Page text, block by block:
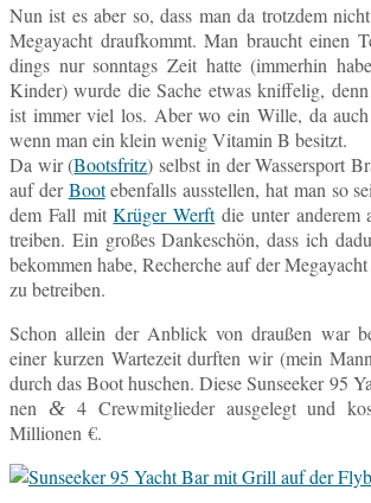
Nun ist es aber so, dass man da trotz­dem
Me­ga­yacht drauf­kommt. Man braucht einen
dings nur sonn­tags Zeit hatte (im­mer­hin
Kinder) wurde die Sache etwas knif­fe­lig,
ist immer viel los. Aber wo ein Wille, da
wenn man ein klein wenig Vit­amin B besitzt.
Da wir (Boots­fritz) selbst in der Was­ser­sport
auf derBooteben­falls aus­stel­len, hat man so
dem Fall mitKrüger Werftdie unter an­de­rem
trei­ben. Ein großes Dan­ke­schön, dass ich
be­kom­men habe, Re­cher­che auf der
zu betreiben.
Schon allein der An­blick von drau­ßen war
einer kurzen War­te­zeit durf­ten wir (mein
durch das Boot hu­schen. Diese Sun­see­ker 95
nen &4 Crew­mit­glie­der aus­ge­legt und
Millionen €.